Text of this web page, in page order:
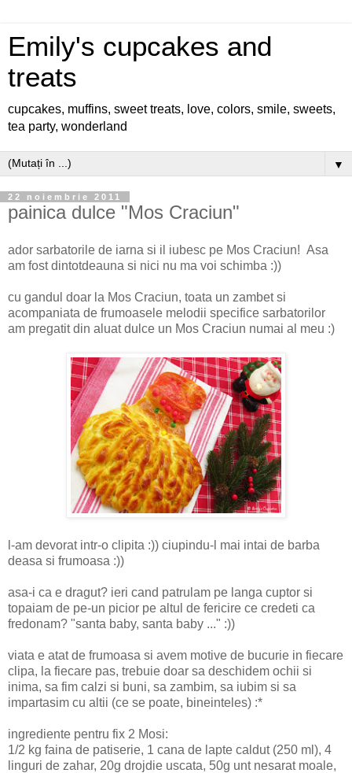
Emily's cupcakes and
treats
cupcakes, muffins, sweet treats, love, colors, smile, sweets,
tea party, wonderland
▼
22 noiembrie 2011
painica dulce "Mos Craciun"
ador sarbatorile de iarna si il iubesc pe Mos Craciun! Asa
am fost dintotdeauna si nici nu ma voi schimba :))
cu gandul doar la Mos Craciun, toata un zambet si
acompaniata de frumoasele melodii specifice sarbatorilor
am pregatit din aluat dulce un Mos Craciun numai al meu :)
l-am devorat intr-o clipita :)) ciupindu-l mai intai de barba
deasa si frumoasa :))
asa-i ca e dragut? ieri cand patrulam pe langa cuptor si
topaiam de pe-un picior pe altul de fericire ce credeti ca
fredonam? "santa baby, santa baby ..." :))
viata e atat de frumoasa si avem motive de bucurie in fiecare
clipa, la fiecare pas, trebuie doar sa deschidem ochii si
inima, sa fim calzi si buni, sa zambim, sa iubim si sa
impartasim cu altii (ce se poate, bineinteles) :*
ingrediente pentru fix 2 Mosi:
1/2 kg faina de patiserie, 1 cana de lapte caldut (250 ml), 4
linguri de zahar, 20g drojdie uscata, 50g unt nesarat moale,